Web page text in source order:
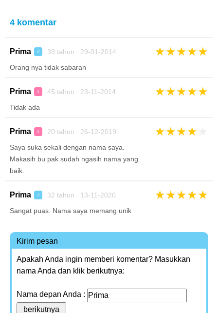
4 komentar
Prima ♂ 39 tahun 29-01-2014 ★★★★★
Orang nya tidak sabaran
Prima ♀ 45 tahun 23-11-2014 ★★★★★
Tidak ada
Prima ♀ 20 tahun 26-12-2019 ★★★★
Saya suka sekali dengan nama saya.
Makasih bu pak sudah ngasih nama yang
baik.
Prima ♂ 32 tahun 13-11-2020 ★★★★★
Sangat puas. Nama saya memang unik
Kirim pesan
Apakah Anda ingin memberi komentar? Masukkan
nama Anda dan klik berikutnya:
Nama depan Anda :